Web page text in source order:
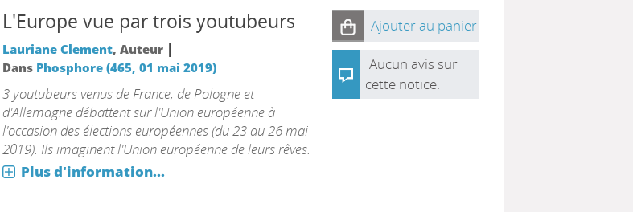
L'Europe vue par trois youtubeurs
Lauriane Clement, Auteur |
Dans Phosphore (465, 01 mai 2019)
3 youtubeurs venus de France, de Pologne et
d'Allemagne débattent sur l'Union européenne à
l'occasion des élections européennes (du 23 au 26 mai
2019). Ils imaginent l'Union européenne de leurs rêves.
Plus d'information...
Ajouter au panier
Aucun avis sur
cette notice.